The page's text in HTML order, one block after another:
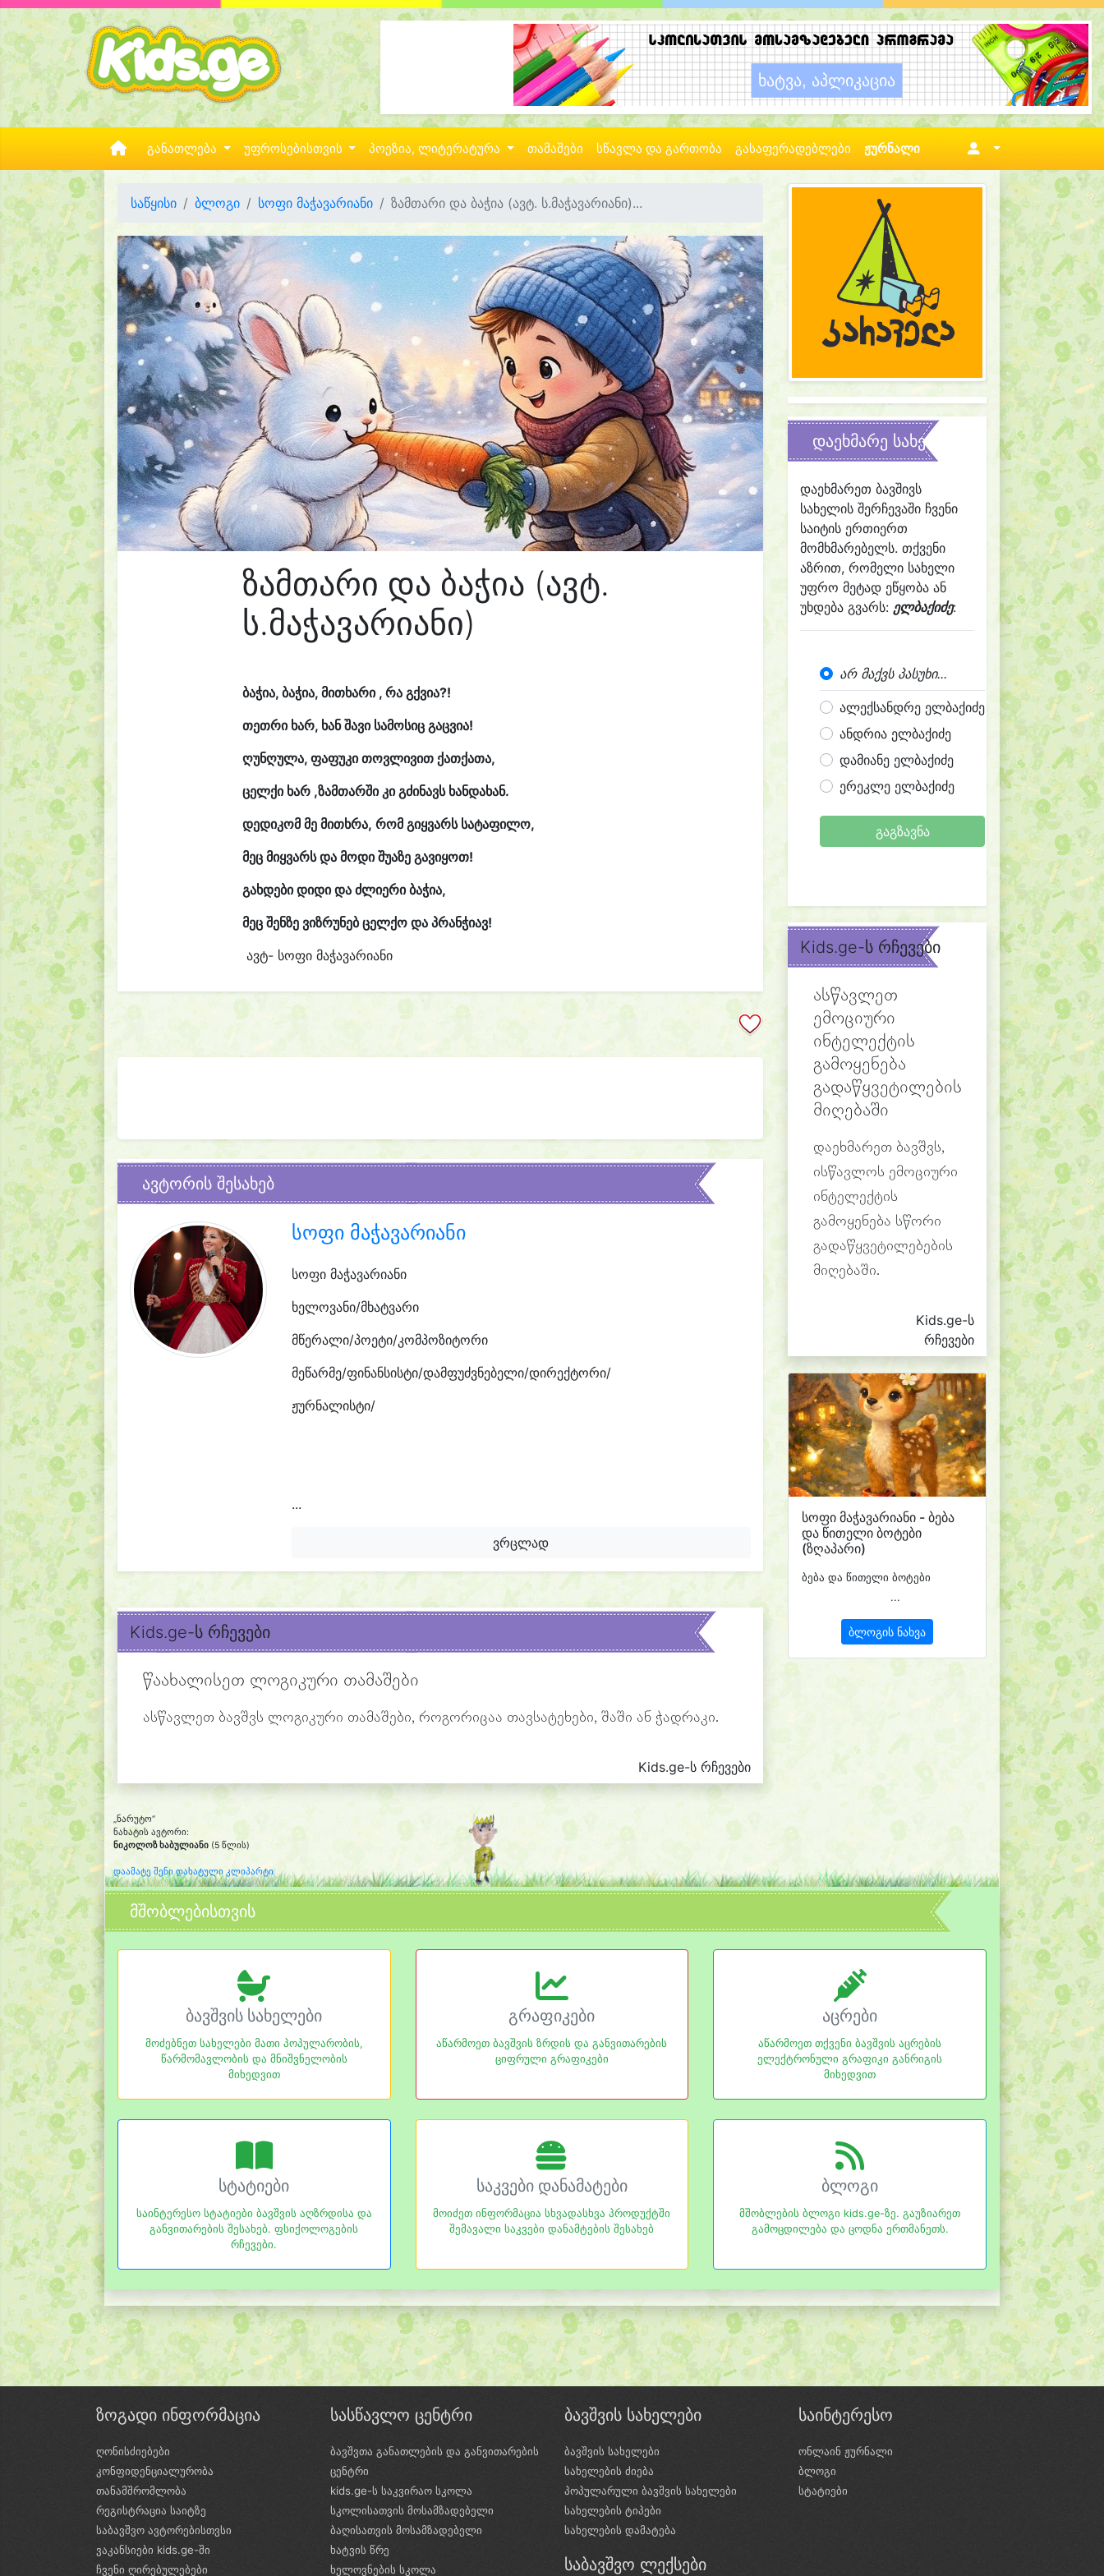
განათლება უფროსებისთვის პოეზია, ლიტერატურა თამაშები სწავლა და გართობა გასაფერადებლები ჟურნალი
საწყისი ბლოგი სოფი მაჭავარიანი ზამთარი და ბაჭია (ავტ. ს.მაჭავარიანი)...
ზამთარი და ბაჭია (ავტ.
ს.მაჭავარიანი)
ბაჭია, ბაჭია, მითხარი , რა გქვია?!
თეთრი ხარ, ხან შავი სამოსიც გაცვია!
ღუნღულა, ფაფუკი თოვლივით ქათქათა,
ცელქი ხარ ,ზამთარში კი გძინავს ხანდახან.
დედიკომ მე მითხრა, რომ გიყვარს სატაფილო,
მეც მიყვარს და მოდი შუაზე გავიყოთ!
გახდები დიდი და ძლიერი ბაჭია,
მეც შენზე ვიზრუნებ ცელქო და პრანჭიავ!
ავტ- სოფი მაჭავარიანი
ავტორის შესახებ
სოფი მაჭავარიანი
სოფი მაჭავარიანი
ხელოვანი/მხატვარი
მწერალი/პოეტი/კომპოზიტორი
მეწარმე/ფინანსისტი/დამფუძვნებელი/დირექტორი/
ჟურნალისტი/
...
ვრცლად
Kids.ge-ს რჩევები
წაახალისეთ ლოგიკური თამაშები
ასწავლეთ ბავშვს ლოგიკური თამაშები, როგორიცაა თავსატეხები, შაში ან ჭადრაკი.
Kids.ge-ს რჩევები
დაეხმარე სახელის შერჩევაში
დაეხმარეთ ბავშივს
სახელის შერჩევაში ჩვენი
საიტის ერთიერთ
მომხმარებელს. თქვენი
აზრით, რომელი სახელი
უფრო მეტად ეწყობა ან
უხდება გვარს: ელბაქიძე:
არ მაქვს პასუხი...
ალექსანდრე ელბაქიძე
ანდრია ელბაქიძე
დამიანე ელბაქიძე
ერეკლე ელბაქიძე
გაგზავნა
Kids.ge-ს რჩევები
ასწავლეთ
ემოციური
ინტელექტის
გამოყენება
გადაწყვეტილების
მიღებაში
დაეხმარეთ ბავშვს,
ისწავლოს ემოციური
ინტელექტის
გამოყენება სწორი
გადაწყვეტილებების
მიღებაში.
Kids.ge-ს
რჩევები
სოფი მაჭავარიანი - ბება
და წითელი ბოტები
(ზღაპარი)
ბება და წითელი ბოტები
...
ბლოგის ნახვა
„ნარუტო“
ნახატის ავტორი:
ნიკოლოზ ხაბულიანი (5 წლის)
დაამატე შენი დახატული კლიპარტი
მშობლებისთვის
ბავშვის სახელები
მოძებნეთ სახელები მათი პოპულარობის,
წარმომავლობის და მნიშვნელობის
მიხედვით
გრაფიკები
აწარმოეთ ბავშვის ზრდის და განვითარების
ციფრული გრაფიკები
აცრები
აწარმოეთ თქვენი ბავშვის აცრების
ელექტრონული გრაფიკი განრიგის
მიხედვით
სტატიები
საინტერესო სტატიები ბავშვის აღზრდისა და
განვითარების შესახებ. ფსიქოლოგების
რჩევები.
საკვები დანამატები
მოიძეთ ინფორმაცია სხვადასხვა პროდუქტში
შემავალი საკვები დანამტების შესახებ
ბლოგი
მშობლების ბლოგი kids.ge-ზე. გაუზიარეთ
გამოცდილება და ცოდნა ერთმანეთს.
ზოგადი ინფორმაცია
ღონისძიებები
კონფიდენციალურობა
თანამშრომლობა
რეგისტრაცია საიტზე
საბავშვო ავტორებისთვსი
ვაკანსიები kids.ge-ში
ჩვენი ღირებულებები
სასწავლო ცენტრი
ბავშვთა განათლების და განვითარების
ცენტრი
kids.ge-ს საკვირაო სკოლა
სკოლისათვის მოსამზადებელი
ბაღისათვის მოსამზადებელი
ხატვის წრე
ხელოვნების სკოლა
ბავშვის სახელები
ბავშვის სახელები
სახელების ძიება
პოპულარული ბავშვის სახელები
სახელების ტიპები
სახელების დამატება
საბავშვო ლექსები
საინტერესო
ონლაინ ჟურნალი
ბლოგი
სტატიები